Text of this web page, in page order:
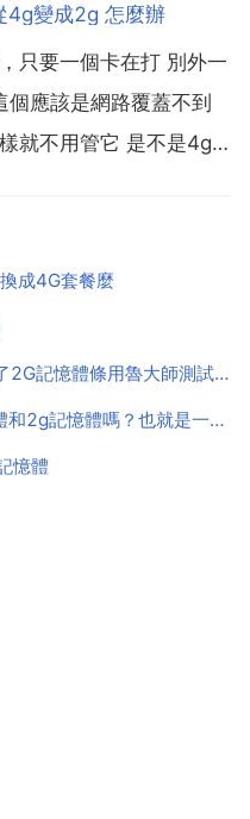
因我就不清楚了 ...
4g變成2g 怎麼辦
只要一個卡在打 別外一
應該是網路覆蓋不到
就不用管它 是不是4g
可以加提速包啊！可能
成4G套餐麼
我的電腦原來是4G記憶體我又加了2G記憶體條用魯大師測試是6G記憶體但是我的電腦屬性裡是4G怎麼回事
臺式電腦可以同時裝兩個4g記憶體和2g記憶體嗎？也就是一起10g
憶體